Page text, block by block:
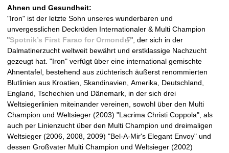
i
n
e
r
w
e
l
Ahnen und Gesundheit:
"Iron" ist der letzte Sohn unseres wunderbaren und
unvergesslichen Deckrüden Internationaler & Multi Champion
"Spotnik’s First Farao for Ormond(
l
i
n
k
i
s
e
x
t
e
", der sich in der
Dalmatinerzucht weltweit bewährt und erstklassige Nachzucht
gezeugt hat. "Iron" verfügt über eine international gemischte
Ahnentafel, bestehend aus züchterisch äußerst renommierten
Blutlinien aus Kroatien, Skandinavien, Amerika, Deutschland,
England, Tschechien und Dänemark, in der sich drei
Weltsiegerlinien miteinander vereinen, sowohl über den Multi
Champion und Weltsieger (2003) "Lacrima Christi Coppola", als
auch per Linienzucht über den Multi Champion und dreimaligen
Weltsieger (2006, 2008, 2009) "Bel-A-Mir's Elegant Envoy" und
dessen Großvater Multi Champion und Weltsieger (2002)